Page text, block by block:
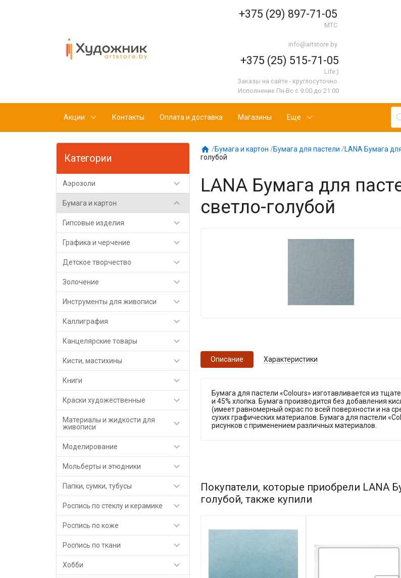
+375 (29) 897-71-05
МТС
info@artstore.by
+375 (25) 515-71-05
Life:)
Заказы на сайте - круглосуточно.
Исполнение Пн-Вс с 9:00 до 21:00
Акции Контакты Оплата и доставка Магазины Еще
Категории
Аэрозоли 
Бумага и картон 
Гипсовые изделия 
Графика и черчение 
Детское творчество 
Золочение 
Инструменты для живописи 
Каллиграфия 
Канцелярские товары 
Кисти, мастихины 
Книги 
Краски художественные 
Материалы и жидкости для
живописи

Моделирование 
Мольберты и этюдники 
Папки, сумки, тубусы 
Роспись по стеклу и керамике 
Роспись по коже 
Роспись по ткани 
Хобби 
 /Бумага и картон /Бумага для пастели /LANA Бумага
голубой
LANA Бумага для
светло-голубой
Описание Характеристики
Бумага для пастели «Colours» изготавливается из
и 45% хлопка. Бумага производится без добавления
(имеет равномерный окрас по всей поверхности и на
сухих графических материалов. Бумага для пастели
рисунков с применением различных материалов.
Покупатели, которые приобрели LANA
голубой, также купили